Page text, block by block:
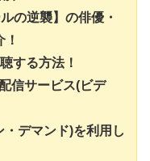
の逆襲】の俳優・
する方法！
信サービス(ビデ
デマンド)を利用し